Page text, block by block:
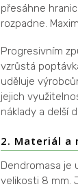
přesáhne
rozpadne.
Progresivním
vzrůstá
uděluje
jejich
náklady a delší
2. Materiál a
Dendromasa je
velikosti 8 mm.